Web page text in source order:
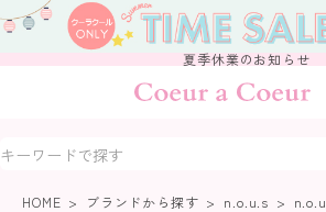
夏季休業のお知らせ
HOME ブランドから探す n.o.u.s